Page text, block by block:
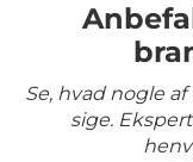
Se, hvad nogle
sige.